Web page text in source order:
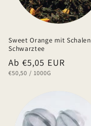
Sweet Orange mit Schalen
Schwarztee
Normaler
Preis
Ab €5,05 EUR
GRUNDPREIS
€50,50 / PRO
1000G